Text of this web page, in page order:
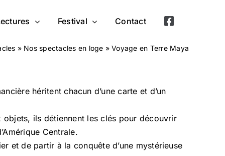
Festival Contact
» Nos spectacles en loge »Voyage en Terre Maya
héritent chacun d’une carte et d’un
objets, ils détiennent les clés pour découvrir
Centrale.
et de partir à la conquête d’une mystérieuse